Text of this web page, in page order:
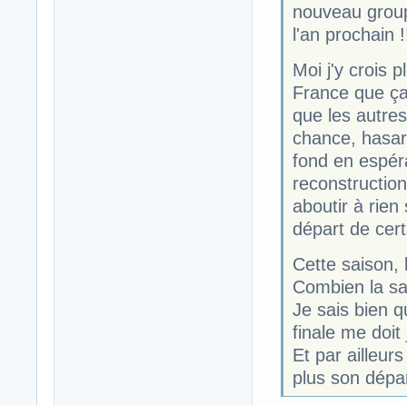
nouveau
l'an prochain
Moi j'y crois
France que
que les
chance,
fond en
aboutir à rien
départ de
Cette saison,
Combien la
Je sais bien
finale me doit
Et par
plus son